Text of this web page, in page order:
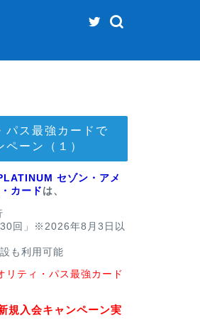
パス最強カードで
ーン（１）
セゾン・アメ
カードは、
30回」※2026年8月3日以
も利用可能
リティ・パス最強カード
規入会キャンペーン実